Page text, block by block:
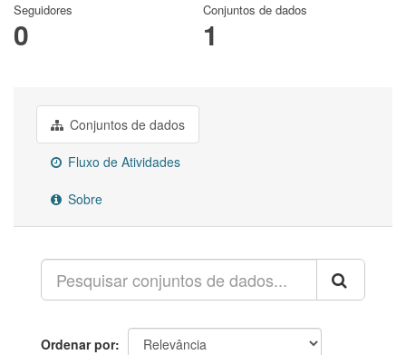
Seguidores
0
Conjuntos de dados
1
Conjuntos de dados
Fluxo de Atividades
Sobre
Ordenar por